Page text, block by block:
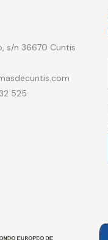
s/n 36670 Cuntis
525